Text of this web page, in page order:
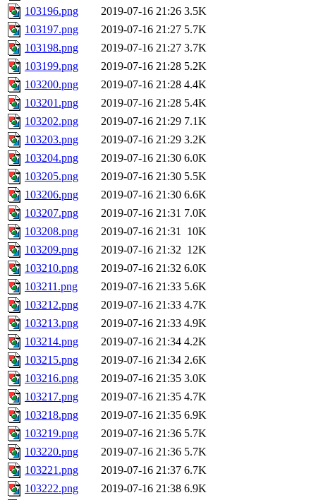
103196.png
2019-07-16 21:26 3.5K
103197.png
2019-07-16 21:27 5.7K
103198.png
2019-07-16 21:27 3.7K
103199.png
2019-07-16 21:28 5.2K
103200.png
2019-07-16 21:28 4.4K
103201.png
2019-07-16 21:28 5.4K
103202.png
2019-07-16 21:29 7.1K
103203.png
2019-07-16 21:29 3.2K
103204.png
2019-07-16 21:30 6.0K
103205.png
2019-07-16 21:30 5.5K
103206.png
2019-07-16 21:30 6.6K
103207.png
2019-07-16 21:31 7.0K
103208.png
2019-07-16 21:31 10K
103209.png
2019-07-16 21:32 12K
103210.png
2019-07-16 21:32 6.0K
103211.png
2019-07-16 21:33 5.6K
103212.png
2019-07-16 21:33 4.7K
103213.png
2019-07-16 21:33 4.9K
103214.png
2019-07-16 21:34 4.2K
103215.png
2019-07-16 21:34 2.6K
103216.png
2019-07-16 21:35 3.0K
103217.png
2019-07-16 21:35 4.7K
103218.png
2019-07-16 21:35 6.9K
103219.png
2019-07-16 21:36 5.7K
103220.png
2019-07-16 21:36 5.7K
103221.png
2019-07-16 21:37 6.7K
103222.png
2019-07-16 21:38 6.9K